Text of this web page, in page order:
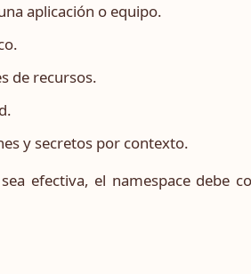
aplicación o equipo.
de recursos.
y secretos por contexto.
efectiva, el namespace debe